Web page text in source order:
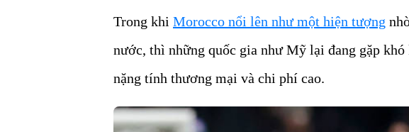
Trong khi Morocco nổi lên như một hiện tượng
nước, thì những quốc gia như Mỹ lại đang gặp
nặng tính thương mại và chi phí cao.